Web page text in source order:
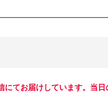
てお届けしています。当